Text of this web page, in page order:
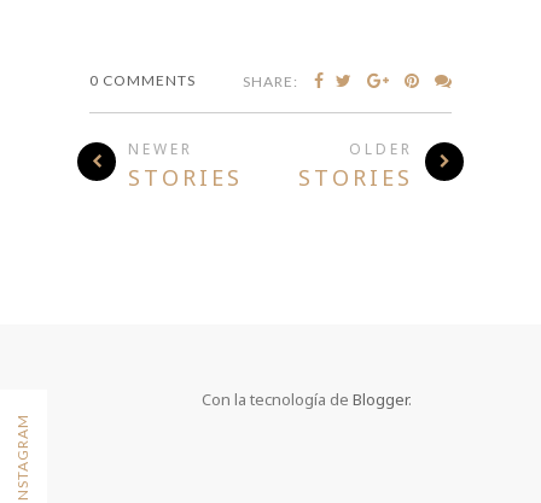
0 COMMENTS SHARE:
NEWER
STORIES
OLDER
STORIES
Con la tecnología de Blogger.